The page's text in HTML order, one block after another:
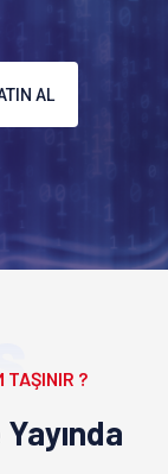
AL
TAŞINIR ?